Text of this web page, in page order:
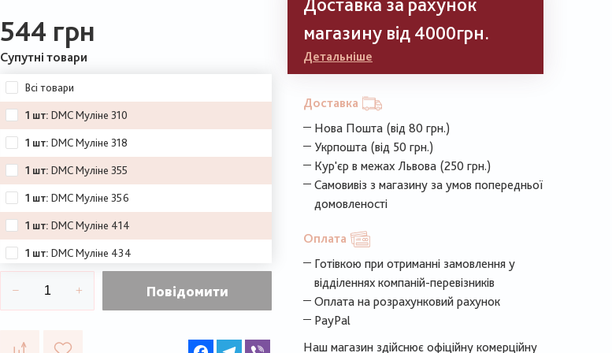
544 грн
Супутні товари
Всі товари
1 шт: DMC Муліне 310
1 шт: DMC Муліне 318
1 шт: DMC Муліне 355
1 шт: DMC Муліне 356
1 шт: DMC Муліне 414
1 шт: DMC Муліне 434
1 шт:DMC Муліне 680
Повідомити
FacebookTelegram
магазину від 4000грн.
Детальніше
Доставка
Нова Пошта (від 80 грн.)
Укрпошта (від 50 грн.)
Кур'єр в межах Львова (250 грн.)
Самовивіз з магазину за умов попередньої
домовленості
Оплата
Готівкою при отриманні замовлення у
відділеннях компаній-перевізників
Оплата на розрахунковий рахунок
PayPal
Наш магазин здійснює офіційну комерційну